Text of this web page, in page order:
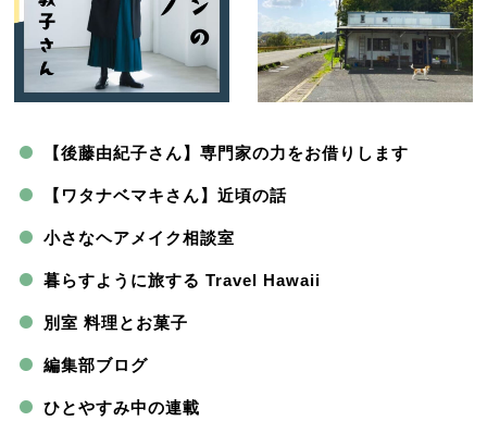
【後藤由紀子さん】専門家の力をお借りします
【ワタナベマキさん】近頃の話
小さなヘアメイク相談室
暮らすように旅する Travel Hawaii
別室 料理とお菓子
編集部ブログ
ひとやすみ中の連載